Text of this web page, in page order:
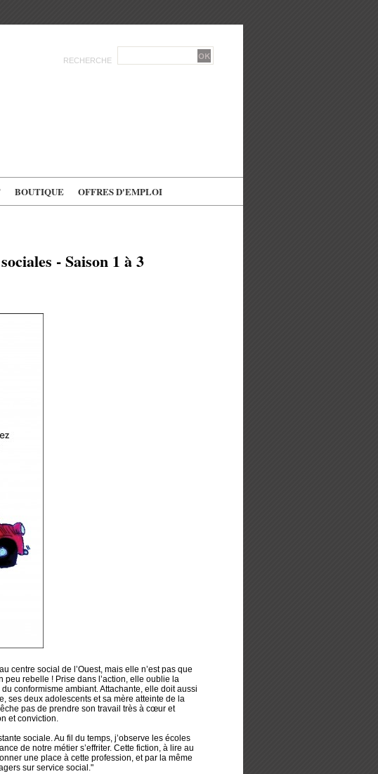
RECHERCHE
BOUTIQUE OFFRES D'EMPLOI
- Saison 1 à 3
centre social de l’Ouest, mais elle n’est pas que
peu rebelle ! Prise dans l’action, elle oublie la
conformisme ambiant. Attachante, elle doit aussi
ses deux adolescents et sa mère atteinte de la
pas de prendre son travail très à cœur et
et conviction.
sociale. Au fil du temps, j’observe les écoles
de notre métier s’effriter. Cette fiction, à lire au
une place à cette profession, et par la même
sur service social."